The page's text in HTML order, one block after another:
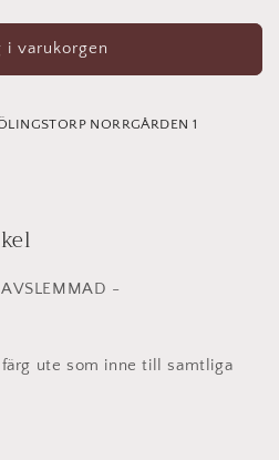
i varukorgen
NORRGÅRDEN 1
AVSLEMMAD -
ute som inne till samtliga